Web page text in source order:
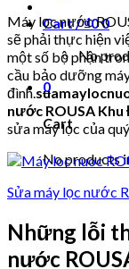
Cart /₫00
No
0
Cart
No products
Máy lọc nước
sẽ phải thực hiện
một số bộ phận
cầu bảo dưỡng
đình.
nước ROUSA
sửa máy lọc của
Sửa máy lọc nước
Những lỗi
nước